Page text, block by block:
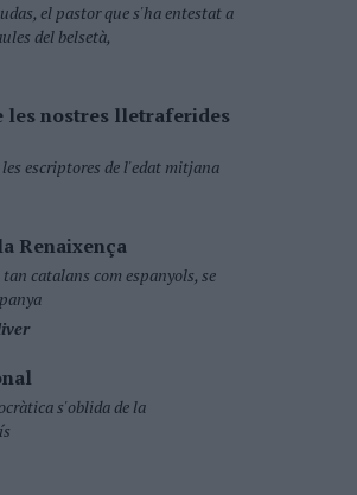
el pastor que s'ha entestat a
del belsetà,
les nostres lletraferides
escriptores de l'edat mitjana
Renaixença
catalans com espanyols, se
s'oblida de la